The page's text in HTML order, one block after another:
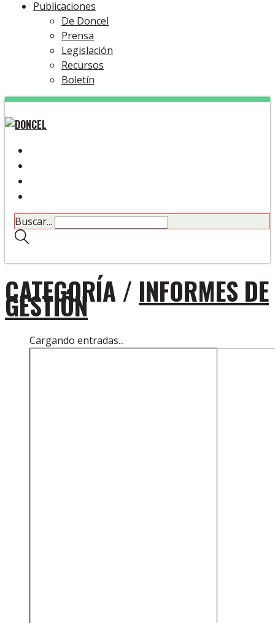
Publicaciones
De Doncel
Prensa
Legislación
Recursos
Boletín
Buscar...
CATEGORÍA / INFORMES DE
GESTIÓN
Cargando entradas...